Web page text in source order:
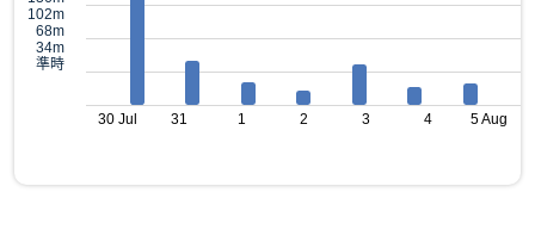
102m
68m
34m
準時
30 Jul 31 1 2 3 4 5 Aug